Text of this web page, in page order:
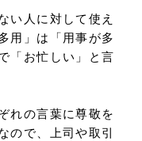
い人に対して使え
用」は「用事が多
「お忙しい」と言
れの言葉に尊敬を
ので、上司や取引